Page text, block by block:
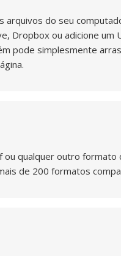
arquivos do seu
Dropbox ou adicione um
pode simplesmente
ou qualquer outro formato
de 200 formatos